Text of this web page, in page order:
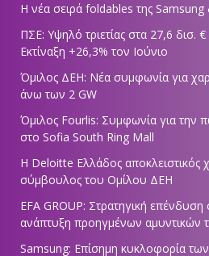
Η νέα σειρά foldables της
ΠΣΕ: Υψηλό τριετίας στα 27,6 δισ. €
Εκτίναξη +26,3% τον Ιούνιο
Όμιλος ΔΕΗ: Νέα συμφωνία για
άνω των 2 GW
Όμιλος Fourlis: Συμφωνία για την
στο Sofia South Ring Mall
Η Deloitte Ελλάδος αποκλειστικός
σύμβουλος του Ομίλου ΔΕΗ
EFA GROUP: Στρατηγική επένδυση
ανάπτυξη προηγμένων αμυντικών
Samsung: Επίσημη κυκλοφορία